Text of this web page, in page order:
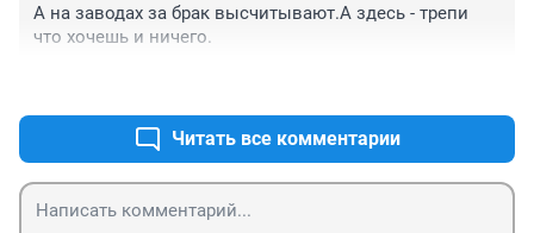
А на заводах за брак высчитывают.А здесь - трепи
что хочешь и ничего.
Читать все комментарии